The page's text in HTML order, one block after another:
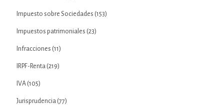
Impuesto sobre Sociedades (153)
Impuestos patrimoniales (23)
Infracciones (11)
IRPF-Renta (219)
IVA (105)
Jurisprudencia (77)